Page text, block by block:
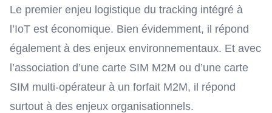
Le premier enjeu logistique du tracking intégré à
l’IoT est économique. Bien évidemment, il répond
également à des enjeux environnementaux. Et avec
l’association d’une carte SIM M2M ou d’une carte
SIM multi-opérateur à un forfait M2M, il répond
surtout à des enjeux organisationnels.